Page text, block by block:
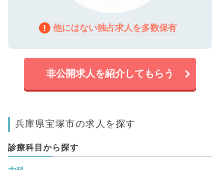
他にはない独占求人を多数保有
非公開求人を紹介してもらう
兵庫県宝塚市の求人を探す
診療科目から探す